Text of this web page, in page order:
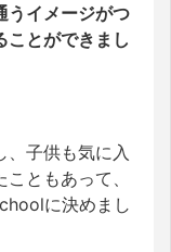
うイメージがつ
ことができまし
、子供も気に入
ともあって、
に決めまし